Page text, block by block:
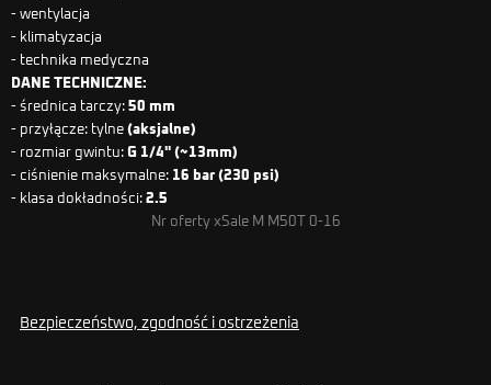
- wentylacja
- klimatyzacja
- technika medyczna
DANE TECHNICZNE:
- średnica tarczy: 50 mm
- przyłącze: tylne (aksjalne)
- rozmiar gwintu: G 1/4" (~13mm)
- ciśnienie maksymalne: 16 bar (230 psi)
- klasa dokładności: 2.5
Nr oferty xSale M M50T 0-16
Bezpieczeństwo, zgodność i ostrzeżenia